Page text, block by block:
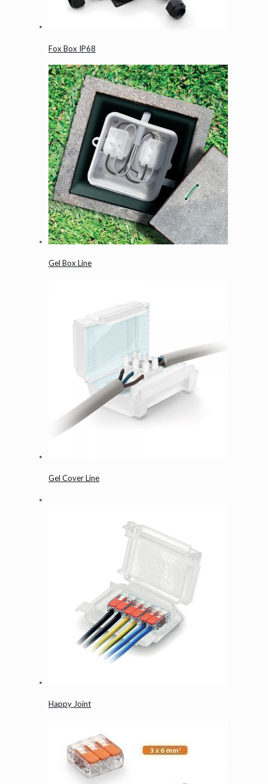
Fox Box IP68
Gel Box Line
Gel Cover Line
Happy Joint